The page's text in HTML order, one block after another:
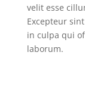
velit esse
Excepteur
in culpa qui
laborum.